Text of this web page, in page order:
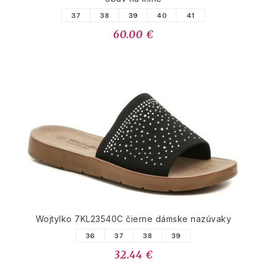
37 38 39 40 41
60.00 €
Wojtylko 7KL23540C čierne dámske nazúvaky
36 37 38 39
32.44 €